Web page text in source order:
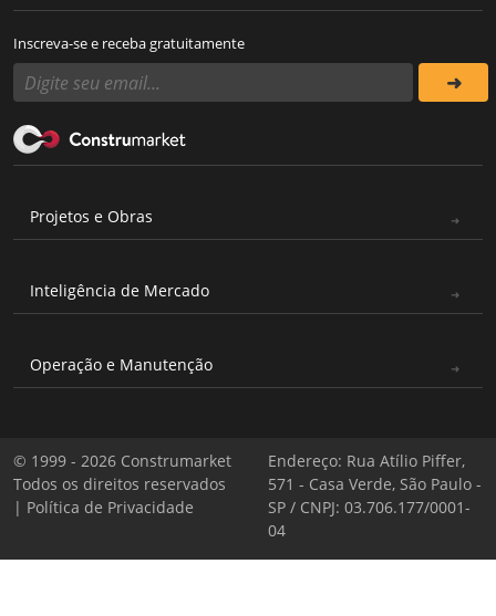
Inscreva-se e receba gratuitamente
Projetos e Obras
Inteligência de Mercado
Operação e Manutenção
© 1999 - 2026 Construmarket
Todos os direitos reservados
| Política de Privacidade
Endereço: Rua Atílio Piffer,
571 - Casa Verde, São Paulo -
SP / CNPJ: 03.706.177/0001-
04